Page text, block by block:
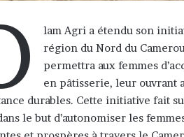
lam Agri a étendu son
région du Nord du
permettra aux femmes
en pâtisserie, leur ouvrant
durables. Cette initiative fait
le but d’autonomiser les
Kanga
Marcelle
Siayojie
prend
les
commandes
de
il y a 2 heures